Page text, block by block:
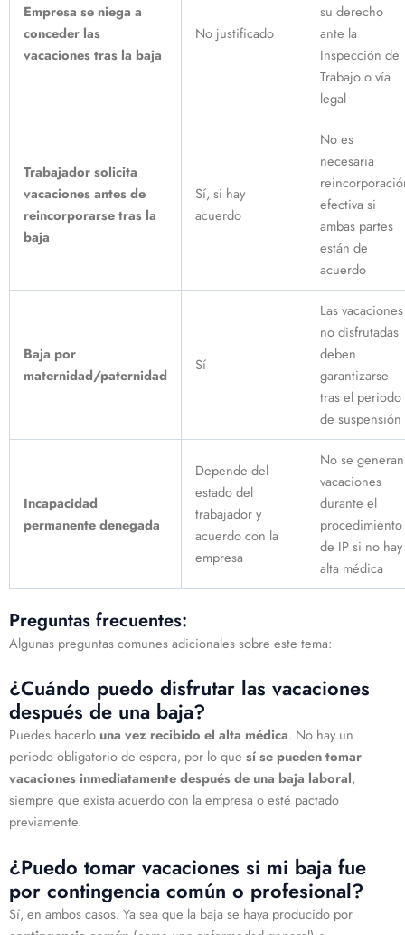
Empresa se niega a
conceder las
vacaciones tras la baja
No justificado
su derecho
ante la
Inspección de
Trabajo o vía
legal
Trabajador solicita
vacaciones antes de
reincorporarse tras la
baja
Sí, si hay
acuerdo
No es
necesaria
efectiva si
ambas partes
están de
acuerdo
Baja por
maternidad/paternidad
Sí
Las vacaciones
no disfrutadas
deben
garantizarse
tras el periodo
de suspensión
Incapacidad
permanente denegada
Depende del
estado del
trabajador y
acuerdo con la
empresa
No se generan
vacaciones
durante el
procedimiento
de IP si no hay
alta médica
Preguntas frecuentes:
Algunas preguntas comunes adicionales sobre este tema:
¿Cuándo puedo disfrutar las vacaciones
después de una baja?
Puedes hacerlo una vez recibido el alta médica. No hay un
periodo obligatorio de espera, por lo que sí se pueden tomar
vacaciones inmediatamente después de una baja laboral,
siempre que exista acuerdo con la empresa o esté pactado
previamente.
¿Puedo tomar vacaciones si mi baja fue
por contingencia común o profesional?
Sí, en ambos casos. Ya sea que la baja se haya producido por